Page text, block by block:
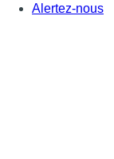
Alertez-nous